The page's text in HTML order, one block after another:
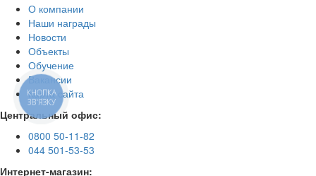
О компании
Наши награды
Новости
Объекты
Обучение
Вакансии
Карта сайта
Центральный офис:
0800 50-11-82
044 501-53-53
Интернет-магазин:
КНОПКА
ЗВ'ЯЗКУ